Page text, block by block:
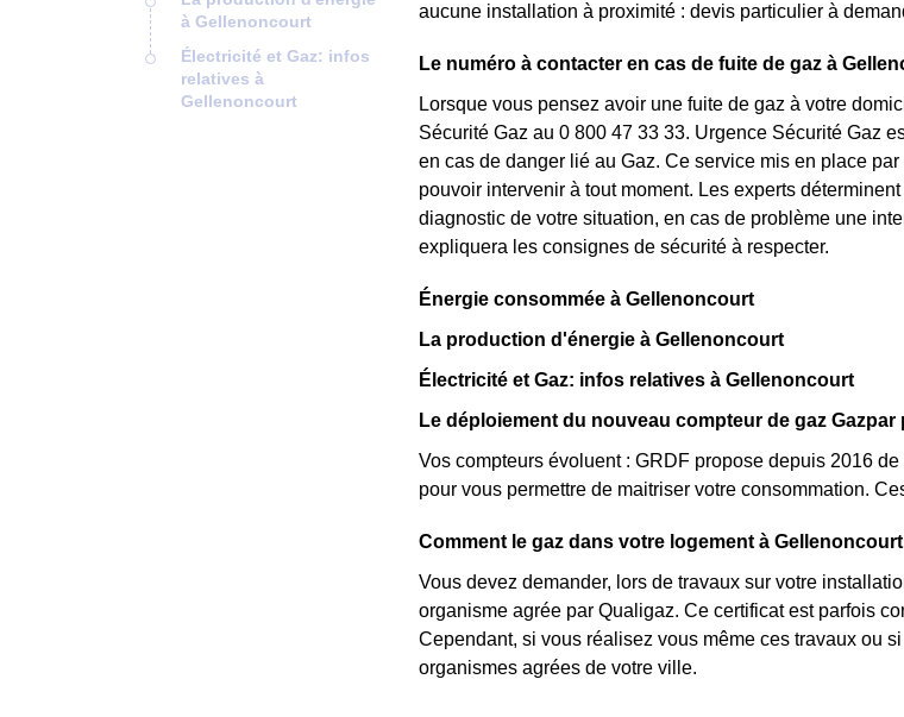
à Gellenoncourt
Électricité et Gaz: infos
relatives à
Gellenoncourt
aucune installation à proximité : devis particulier à
Le numéro à contacter en cas de fuite de gaz à
Lorsque vous pensez avoir une fuite de gaz à votre
Sécurité Gaz au 0 800 47 33 33. Urgence Sécurité Gaz
en cas de danger lié au Gaz. Ce service mis en place
pouvoir intervenir à tout moment. Les experts
diagnostic de votre situation, en cas de problème une
expliquera les consignes de sécurité à respecter.
Énergie consommée à Gellenoncourt
La production d'énergie à Gellenoncourt
Électricité et Gaz: infos relatives à Gellenoncourt
Le déploiement du nouveau compteur de gaz Gazpar
Vos compteurs évoluent : GRDF propose depuis 2016
pour vous permettre de maitriser votre consommation.
Comment le gaz dans votre logement à
Vous devez demander, lors de travaux sur votre
organisme agrée par Qualigaz. Ce certificat est parfois
Cependant, si vous réalisez vous même ces travaux ou
organismes agrées de votre ville.